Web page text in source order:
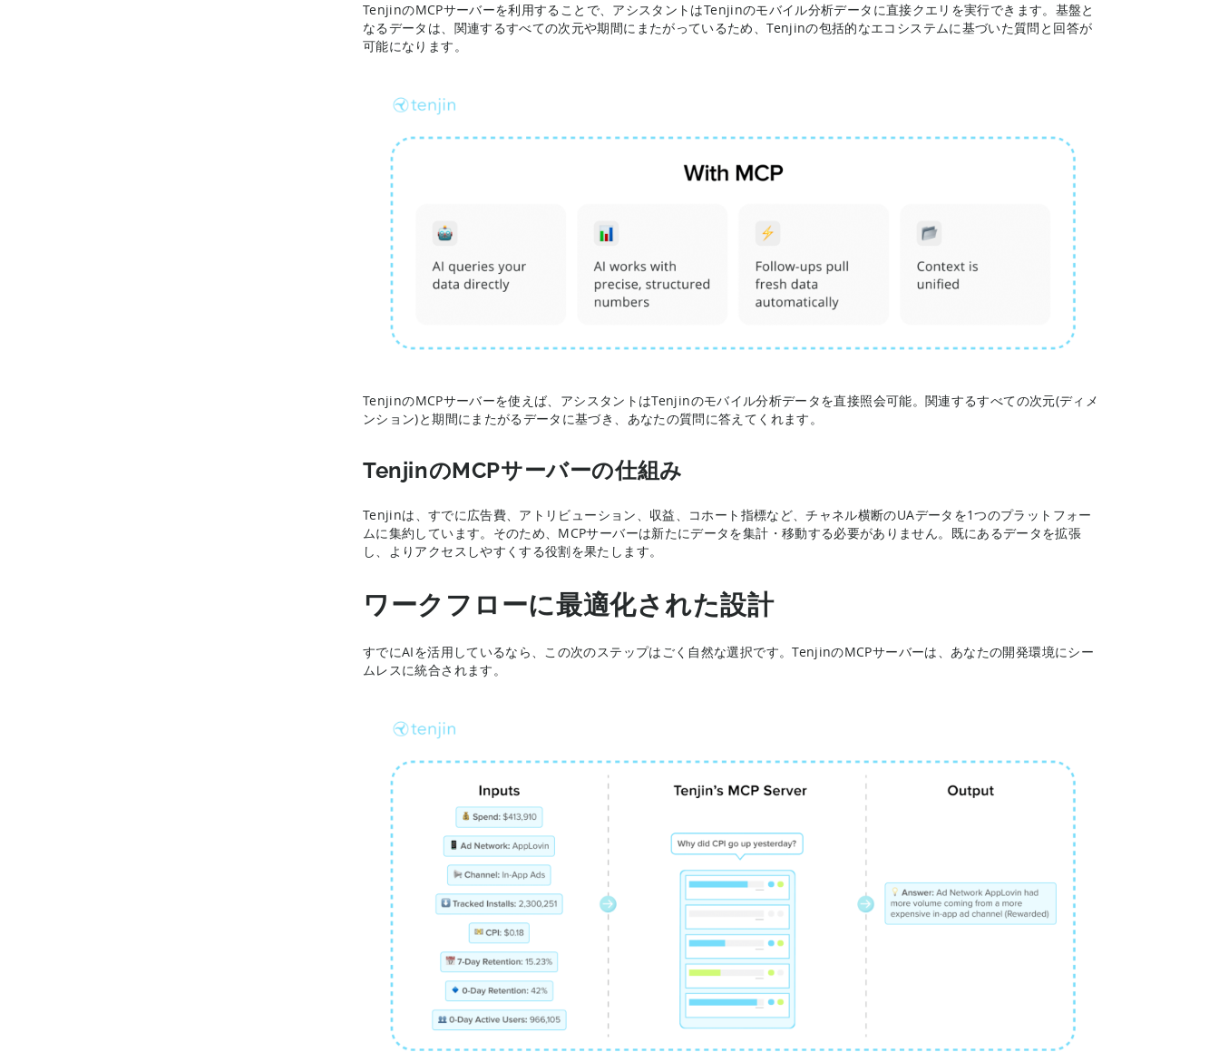
TenjinのMCPサーバーを利用することで、アシスタントはTenjinのモバイル分析データに直接クエリを実行できます。基盤と
なるデータは、関連するすべての次元や期間にまたがっているため、Tenjinの包括的なエコシステムに基づいた質問と回答が
可能になります。
TenjinのMCPサーバーを使えば、アシスタントはTenjinのモバイル分析データを直接照会可能。関連するすべての次元(ディメ
ンション)と期間にまたがるデータに基づき、あなたの質問に答えてくれます。
TenjinのMCPサーバーの仕組み
Tenjinは、すでに広告費、アトリビューション、収益、コホート指標など、チャネル横断のUAデータを1つのプラットフォー
ムに集約しています。そのため、MCPサーバーは新たにデータを集計・移動する必要がありません。既にあるデータを拡張
し、よりアクセスしやすくする役割を果たします。
ワークフローに最適化された設計
すでにAIを活用しているなら、この次のステップはごく自然な選択です。TenjinのMCPサーバーは、あなたの開発環境にシー
ムレスに統合されます。